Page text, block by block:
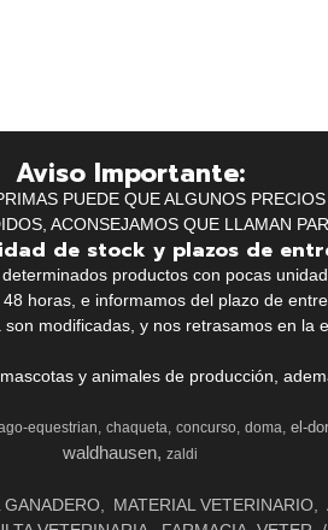
Aviso Importante:
PUEDE QUE ALGUNOS
ACONSEJAMOS QUE LLAMAN
de stock y plazos de
productos con pocas
horas, e informamos del plazo de
modificadas, y nos retrasamos en la
y animales de producción,
equestrian chaqueta concurso doma el-
waldhausen zaldi
GANADERO MATERIAL VETERINARIO